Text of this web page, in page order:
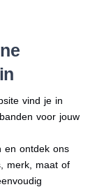
vind je in
voor jouw
en ontdek ons
merk, maat of